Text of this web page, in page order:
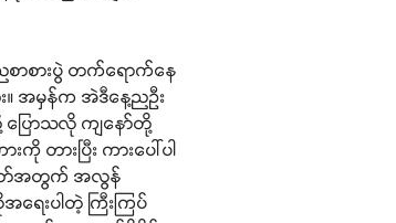
စာစားပွဲ တက်ရောက်နေ
။ အမှန်က အဲဒီနေ့ညဦး
ြောသလို ကျနော်တို့
ားပြီး ကားပေါ်ပါ
ော်အတွက် အလွန်
ေးပါတဲ့ ကြီးကြပ်